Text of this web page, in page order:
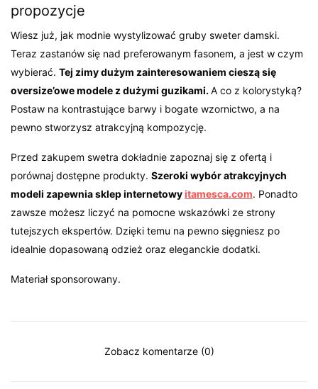
propozycje
Wiesz już, jak modnie wystylizować gruby sweter damski.
Teraz zastanów się nad preferowanym fasonem, a jest w czym
wybierać.Tej zimy dużym zainteresowaniem cieszą się
oversize’owe modele z dużymi guzikami.A co z kolorystyką?
Postaw na kontrastujące barwy i bogate wzornictwo, a na
pewno stworzysz atrakcyjną kompozycję.
Przed zakupem swetra dokładnie zapoznaj się z ofertą i
porównaj dostępne produkty.Szeroki wybór atrakcyjnych
modeli zapewnia sklep internetowyitamesca.com. Ponadto
zawsze możesz liczyć na pomocne wskazówki ze strony
tutejszych ekspertów. Dzięki temu na pewno sięgniesz po
idealnie dopasowaną odzież oraz eleganckie dodatki.
Materiał sponsorowany.
Zobacz komentarze (0)